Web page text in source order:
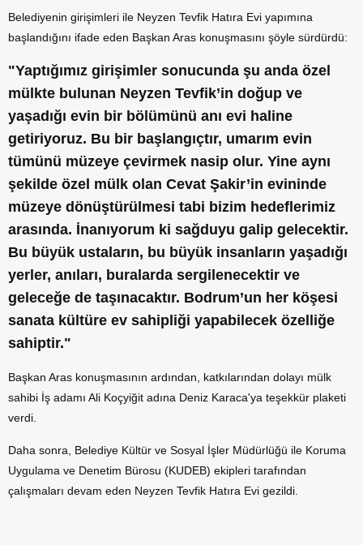
Belediyenin girişimleri ile Neyzen Tevfik Hatıra Evi yapımına
başlandığını ifade eden Başkan Aras konuşmasını şöyle sürdürdü:
"Yaptığımız girişimler sonucunda şu anda özel
mülkte bulunan Neyzen Tevfik’in doğup ve
yaşadığı evin bir bölümünü anı evi haline
getiriyoruz. Bu bir başlangıçtır, umarım evin
tümünü müzeye çevirmek nasip olur. Yine aynı
şekilde özel mülk olan Cevat Şakir’in evininde
müzeye dönüştürülmesi tabi bizim hedeflerimiz
arasında. İnanıyorum ki sağduyu galip gelecektir.
Bu büyük ustaların, bu büyük insanların yaşadığı
yerler, anıları, buralarda sergilenecektir ve
geleceğe de taşınacaktır. Bodrum’un her köşesi
sanata kültüre ev sahipliği yapabilecek özelliğe
sahiptir."
Başkan Aras konuşmasının ardından, katkılarından dolayı mülk
sahibi İş adamı Ali Koçyiğit adına Deniz Karaca'ya teşekkür plaketi
verdi.
Daha sonra, Belediye Kültür ve Sosyal İşler Müdürlüğü ile Koruma
Uygulama ve Denetim Bürosu (KUDEB) ekipleri tarafından
çalışmaları devam eden Neyzen Tevfik Hatıra Evi gezildi.